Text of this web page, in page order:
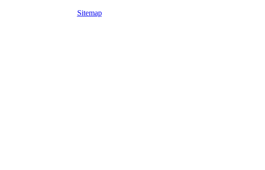
Sitemap